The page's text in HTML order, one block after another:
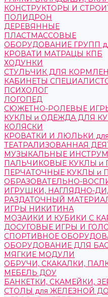
КОНСТРУКТОРЫ И
ПОЛИДРОН
ДЕРЕВЯННЫЕ
ПЛАСТМАССОВЫЕ
ОБОРУДОВАНИЕ ГРУПП
КРОВАТИ МАТРАЦЫ КПБ
ХОДУНКИ
СТУЛЬЧИК ДЛЯ
КАБИНЕТЫ
ПСИХОЛОГ
ЛОГОПЕД
СЮЖЕТНО-РОЛЕВЫЕ
КУКЛЫ и ОДЕЖДА ДЛЯ
КОЛЯСКИ
КРОВАТКИ И ЛЮЛЬКИ для
ТЕАТРАЛИЗОВАННАЯ
МУЗЫКАЛЬНЫЕ
ПАЛЬЧИКОВЫЕ КУКЛЫ и
ПЕРЧАТОЧНЫЕ КУКЛЫ и
ОБРАЗОВАТЕЛЬНО-
ИГРУШКИ, НАГЛЯДНО-
РАЗДАТОЧНЫЙ
ИГРЫ НИКИТИНА
МОЗАИКИ И КУБИКИ С
ДОСУГОВЫЕ ИГРЫ И
СПОРТИВНОЕ
ОБОРУДОВАНИЕ ДЛЯ
МЯГКИЕ МОДУЛИ
ОБРУЧИ, СКАКАЛКИ,
МЕБЕЛЬ ДОУ
БАНКЕТКИ, СКАМЕЙКИ,
СТОЛЫ для ЖЕЛЕЗНОЙ